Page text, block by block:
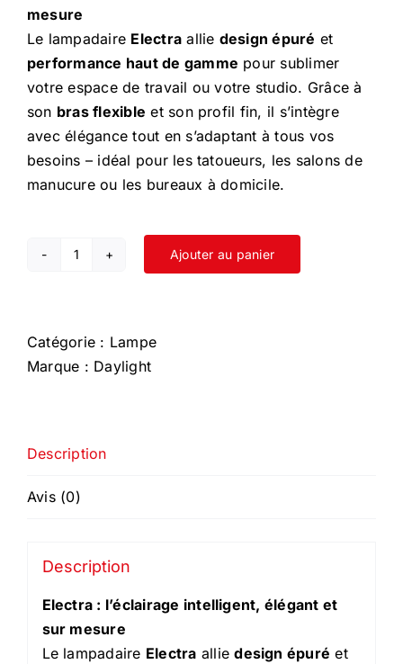
mesure
Le lampadaire Electra allie design épuré et
performance haut de gamme pour sublimer
votre espace de travail ou votre studio. Grâce à
son bras flexible et son profil fin, il s’intègre
avec élégance tout en s’adaptant à tous vos
besoins – idéal pour les tatoueurs, les salons de
manucure ou les bureaux à domicile.
quantité
Sol
Ajouter au panier
Catégorie : Lampe
Marque : Daylight
Description
Avis (0)
Description
Electra : l’éclairage intelligent, élégant et
sur mesure
Le lampadaire Electra alliedesign épuré et